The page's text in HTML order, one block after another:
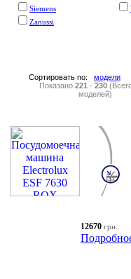
Siemens
Zanussi
Сортировать по: модели
Показано 221 - 230
моделей)
12670 грн.